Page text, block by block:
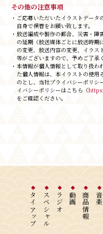
その他の注意事項
・ご応募いただいたイラストデー
自身で保管をお願い致します。
・放送編成や製作の都合、災害・
の延期（放送媒体ごとに放送時期
の変更、放送内容の変更、イラ
等がございますので、予めご了承
・本情報が個人情報として取り扱
た個⼈情報は、本イラストの使用
のとし、当社プライバシーポリシ
イバシーポリシーはこちら（
をご確認ください。
音楽
商品情報
動画
ラジオ
スペシャル
タイアップ